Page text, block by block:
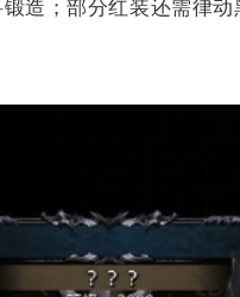
造；部分红装还需律动